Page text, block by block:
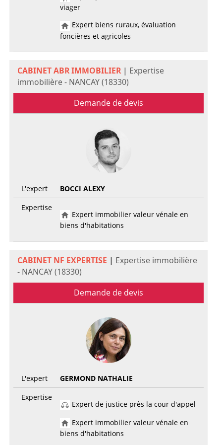
viager
Expert biens ruraux, évaluation
foncières et agricoles
CABINET ABR IMMOBILIER| Expertise
immobilière - NANCAY (18330)
Demande de devis
L'expert
BOCCI ALEXY
Expertise
Expert immobilier valeur vénale en
biens d'habitations
CABINET NF EXPERTISE | Expertise immobilière
- NANCAY (18330)
Demande de devis
L'expert
GERMOND NATHALIE
Expertise
Expert de justice près la cour d'appel
Expert immobilier valeur vénale en
biens d'habitations